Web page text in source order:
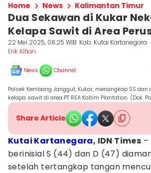
Home News Kalimantan Timur
Dua Sekawan di Kukar
Kelapa Sawit di Area
22 Mei 2025, 08:25 WIB Kab. Kutai Kartanegara
Erik Alfian
News Channel
Polsek Kembang Janggut, Kukar, menangkap SS
kelapa sawit di area PT REA Kaltim Plantation. (Dok.
Share Article
Kutai Kartanegara, IDN Times –
berinisial S (44) dan D (47)
setelah tertangkap tangan